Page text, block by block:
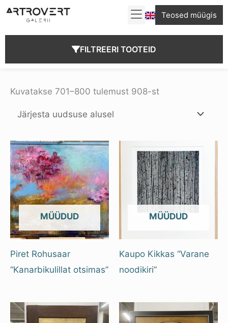
Skip
Teosed müügis
FILTREERI TOOTEID
Kuvatakse 701–800 tulemust 908-stuusimate
OUT OF STOCK
Piret Rohusaar
“Kanarbikulillat otsimas”
OUT OF STOCK
Kaupo Kikkas “Varane
noodikiri”